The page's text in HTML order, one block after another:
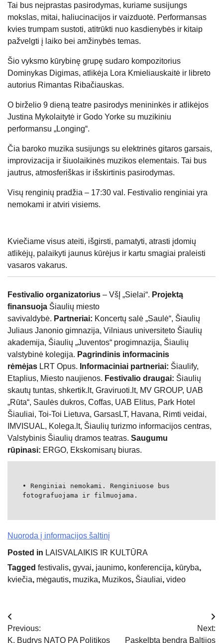
Tai bus neįprastas pasirodymas, kuriame susijungs
mokslas, mitai, haliucinacijos ir vaizduotė. Performansas
kvies trumpam sustoti, atitrūkti nuo kasdienybės ir kitaip
pažvelgti į laiko bei amžinybės temas.
Šio vyksmo kūrybinę grupę sudaro kompozitorius
Dominykas Digimas, atlikėja Lora Kmieliauskaitė ir libreto
autorius Rimantas Ribačiauskas.
O birželio 9 dieną teatre pasirodys menininkės ir atlikėjos
Justina Mykolaitytė ir Godo Yorke su muzikiniu
performansu „Longing“.
Čia baroko muzika susijungs su elektrinės gitaros garsais,
improvizacija ir šiuolaikinės muzikos elementais. Tai bus
jautrus, atmosferiškas ir išskirtinis pasirodymas.
Visų renginių pradžia – 17:30 val. Festivalio renginiai yra
nemokami ir atviri visiems.
Kviečiame visus ateiti, išgirsti, pamatyti, atrasti įdomių
atlikėjų, palaikyti jaunus kūrėjus ir kartu smagiai praleisti
vasaros vakarus.
Festivalio organizatorius – VšĮ „Sielai“. Projektą
finansuoja Šiaulių miesto
savivaldybė. Partneriai: Koncertų salė „Saulė“, Šiaulių
Juliaus Janonio gimnazija, Vilniaus universiteto Šiaulių
akademija, Šiaulių „Juventos“ progimnazija, Šiaulių
valstybinė kolegija. Pagrindinis informacinis
rėmėjas LRT Opus. Informaciniai partneriai: Šiaulify,
Etaplius, Miesto naujienos. Festivalio draugai: Šiaulių
skautų tuntas, shkertik.lt, Graviruoti.lt, MV GROUP, UAB
„Rūta“, Saulės dukros, Coffas, UAB Elitus, Park Hotel
Šiauliai, Toi-Toi Lietuva, GarsasLT, Havana, Rimti veidai,
IMVISUAL, Kolega.lt, Šiaulių turizmo informacijos centras,
Valstybinis Šiaulių dramos teatras. Saugumu
rūpinasi: ERGO, Ekskomisarų biuras.
• Renginiai nemokami. Renginiuose bus
fotografuojama ir filmuojama.
Nuoroda į informacijos šaltinį
Posted in LAISVALAIKIS IR KULTŪRA
Tagged festivalis, gyvai, jaunimo, konferencija, kūryba,
kviečia, mėgautis, muzika, Muzikos, Šiauliai, video
Navigacija
tarp
Previous:
K. Budrys NATO PA Politikos
Next:
Paskelbta bendra Baltijos